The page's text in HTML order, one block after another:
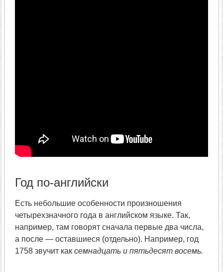
Год по-английски
Есть небольшие особенности произношения
четырехзначного года в английском языке. Так,
например, там говорят сначала первые два числа,
а после — оставшиеся (отдельно). Например, год
1758 звучит как семнадцать и пятьдесят восемь.